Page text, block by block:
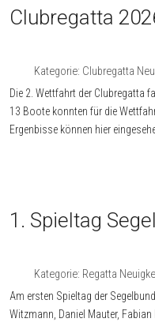
Clubregatta
Kategorie: Clubregatta
Die 2. Wettfahrt der Clubregatta
13 Boote konnten für die
Ergenbisse können hier
1. Spieltag
Kategorie: Regatta
Am ersten Spieltag der
Witzmann, Daniel Mauter,